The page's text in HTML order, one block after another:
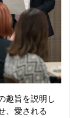
趣旨を説明し
、愛される